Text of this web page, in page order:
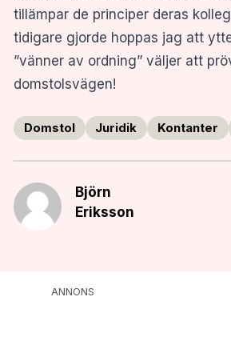
tillämpar de principer deras
tidigare gjorde hoppas jag att
”vänner av ordning” väljer att
domstolsvägen!
Domstol Juridik Kontanter
Björn
Eriksson
ANNONS